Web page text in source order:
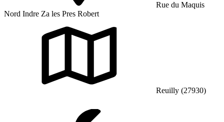
Rue du Maquis
Nord Indre Za les Pres Robert
Reuilly (27930)